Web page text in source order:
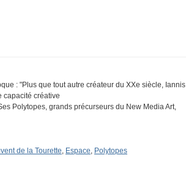
: "Plus que tout autre créateur du XXe siècle, Iannis
capacité créative
Polytopes, grands précurseurs du New Media Art,
de la Tourette, Espace, Polytopes